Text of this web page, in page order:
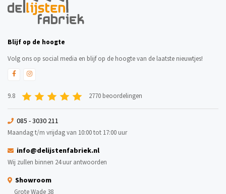
Blijf op de hoogte
Volg ons op social media en blijf op de hoogte van de laatste nieuwtjes!
9.8 2770 beoordelingen
085 - 3030 211
Maandag t/m vrijdag van 10:00 tot 17:00 uur
info@delijstenfabriek.nl
Wij zullen binnen 24 uur antwoorden
Showroom